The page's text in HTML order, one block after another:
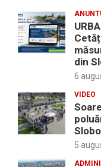
din
6
VIDEO
5